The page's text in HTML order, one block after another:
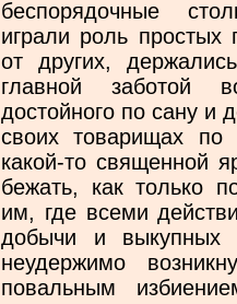
беспорядочные
играли роль простых
от других,
главной заботой
достойного по сану и
своих товарищах
какой-то священной
бежать, как только
им, где всеми
добычи и выкупных
неудержимо
повальным